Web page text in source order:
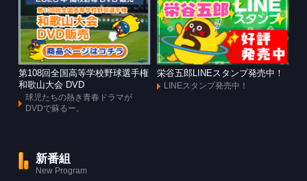
第108回全国高等学校野球選手権
和歌山大会 DVD
球児たちの熱き青春ドラマが
DVDで蘇るー。
栄谷五郎LINEスタンプ発売中！
LINEスタンプ発売中！
新番組
New Program